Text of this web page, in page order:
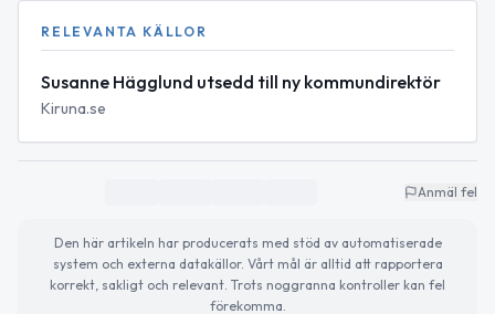
RELEVANTA KÄLLOR
Susanne Hägglund utsedd till ny kommundirektör
Kiruna.se
Anmäl fel
Den här artikeln har producerats med stöd av automatiserade
system och externa datakällor. Vårt mål är alltid att rapportera
korrekt, sakligt och relevant. Trots noggranna kontroller kan fel
förekomma.